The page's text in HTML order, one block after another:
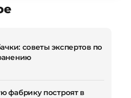
советы экспертов по
фабрику построят в